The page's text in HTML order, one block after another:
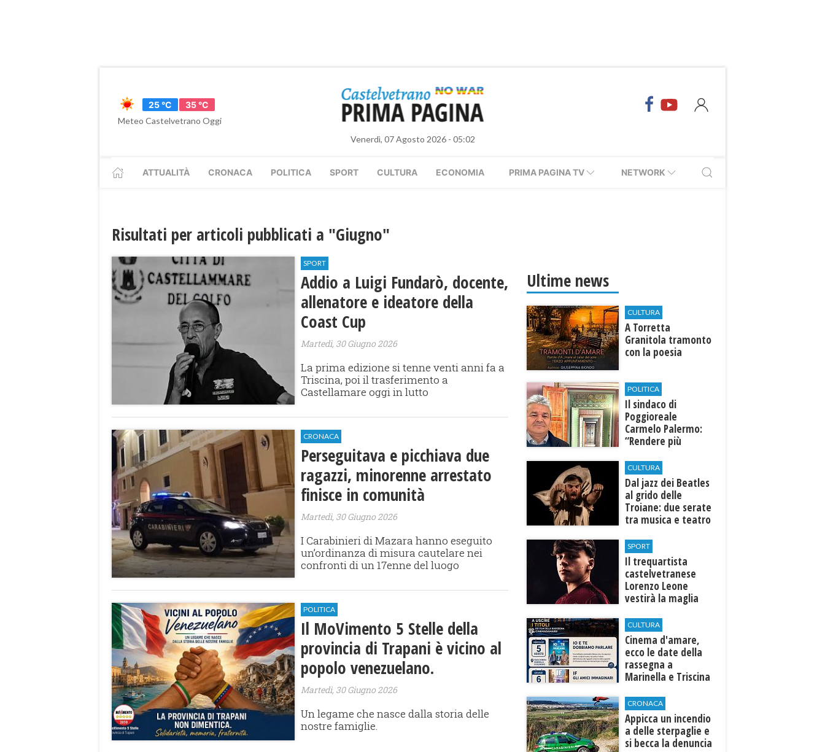
25 °C
35 °C
Meteo Castelvetrano Oggi
Venerdì, 07 Agosto 2026 - 05:02
ATTUALITÀ CRONACA POLITICA SPORT CULTURA ECONOMIA PRIMA PAGINA TV NETWORK
Risultati per articoli pubblicati a "Giugno"
SPORT
Addio a Luigi Fundarò, docente,
allenatore e ideatore della
Coast Cup
Martedì, 30 Giugno 2026
La prima edizione si tenne venti anni fa a
Triscina, poi il trasferimento a
Castellamare oggi in lutto
CRONACA
Perseguitava e picchiava due
ragazzi, minorenne arrestato
finisce in comunità
Martedì, 30 Giugno 2026
I Carabinieri di Mazara hanno eseguito
un’ordinanza di misura cautelare nei
confronti di un 17enne del luogo
POLITICA
​Il MoVimento 5 Stelle della
provincia di Trapani è vicino al
popolo venezuelano.
Martedì, 30 Giugno 2026
Un legame che nasce dalla storia delle
nostre famiglie.
Ultime news
CULTURA
​A Torretta
Granitola tramonto
con la poesia
POLITICA
Il sindaco di
Poggioreale
Carmelo Palermo:
“Rendere più
l’ospedale di
Castelvetrano."
CULTURA
Dal jazz dei Beatles
al grido delle
Troiane: due serate
tra musica e teatro
Selinunte
SPORT
Il trequartista
castelvetranese
Lorenzo Leone
vestirà la maglia
CULTURA
Cinema d'amare,
ecco le date della
rassegna a
Marinella e Triscina
CRONACA
Appicca un incendio
a delle sterpaglie e
si becca la denuncia